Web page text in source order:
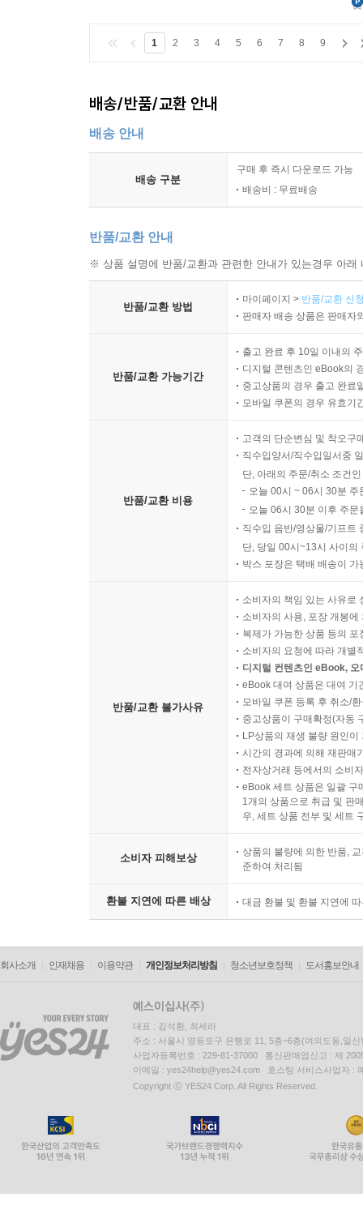
1 2 3 4 5 6 7 8 9
배송/반품/교환 안내
배송 안내
배송 구분
구매 후 즉시 다운로드 가능
배송비 : 무료배송
반품/교환 안내
※ 상품 설명에 반품/교환과 관련한 안내가 있는경우 아
반품/교환 방법
마이페이지 > 반품/교환 신
판매자 배송 상품은 판매자
반품/교환 가능기간
출고 완료 후 10일 이내의
디지털 콘텐츠인 eBook의
중고상품의 경우 출고 완료
모바일 쿠폰의 경우 유효기
반품/교환 비용
고객의 단순변심 및 착오구
직수입양서/직수입일서중
단, 아래의 주문/취소 조건
오늘 00시 ~ 06시 30분
오늘 06시 30분 이후 주
직수입 음반/영상물/기프트
단, 당일 00시~13시 사이의
박스 포장은 택배 배송이
반품/교환 불가사유
소비자의 책임 있는 사유로
소비자의 사용, 포장 개봉
복제가 가능한 상품 등의
소비자의 요청에 따라 개별
디지털 컨텐츠인 eBook,
eBook 대여 상품은 대여 기
모바일 쿠폰 등록 후 취소/
중고상품이 구매확정(자동
LP상품의 재생 불량 원인
시간의 경과에 의해 재판매
전자상거래 등에서의 소비
eBook 세트 상품은 일괄 구
1개의 상품으로 취급 및 판
우, 세트 상품 전부 및 세트
소비자 피해보상
상품의 불량에 의한 반품,
준하여 처리됨
환불 지연에 따른 배상 대금 환불 및 환불 지연에
회사소개 인재채용 이용약관 개인정보처리방침 청소년보호정책 도서홍보안내
대표 : 김석환, 최세라
주소 : 서울시 영등포구 은행로 11, 5층~6층(여의도동,일신
사업자등록번호 : 229-81-37000 통신판매업신고 : 제
이메일 : yes24help@yes24.com 호스팅 서비스사업자 :
Copyright ⓒ YES24 Corp. All Rights Reserved.